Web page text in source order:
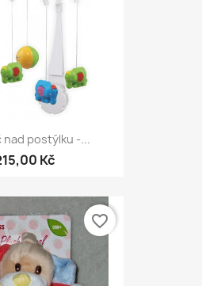
nad postýlku -...
Kč
favorite_border